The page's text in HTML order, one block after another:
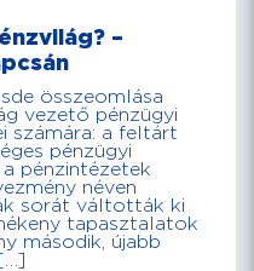
–
összeomlása
vezető pénzügyi
számára: a feltárt
pénzügyi
pénzintézetek
néven
sorát váltották ki
tapasztalatok
második, újabb